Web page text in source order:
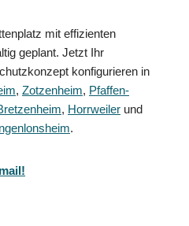
mit effizienten
geplant. Jetzt Ihr
konfigurieren in
, Zotzenheim, Pfaffen-
, Horrweiler und
.